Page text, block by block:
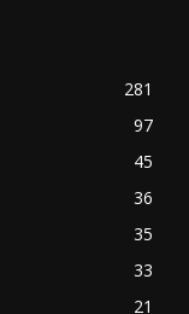
281
97
45
36
35
33
21